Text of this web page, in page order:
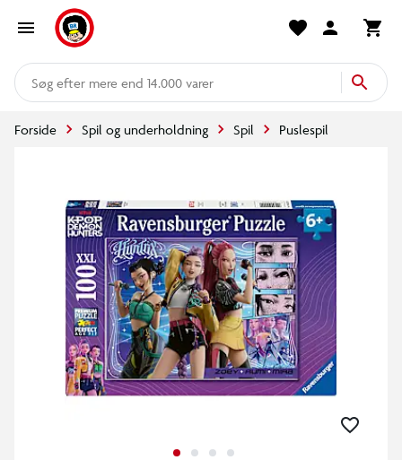
mere end 14.000 varer
Forside Spil og underholdning Spil Puslespil